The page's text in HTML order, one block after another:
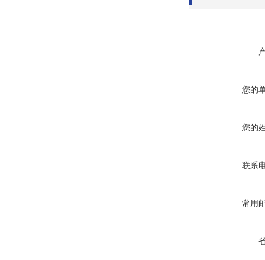
您的
您的
联系
常用